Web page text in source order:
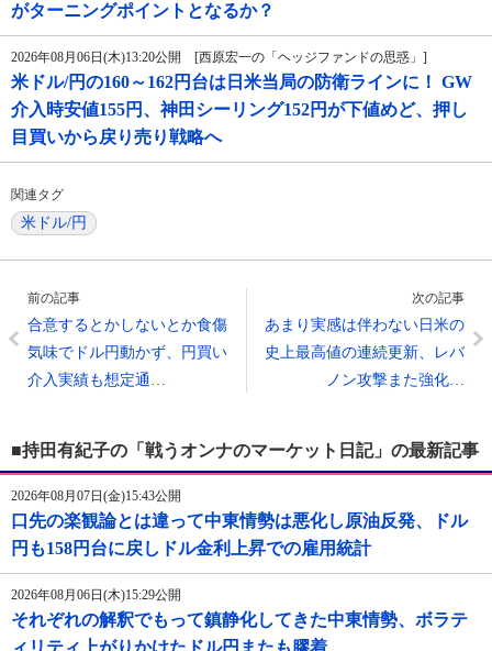
がターニングポイントとなるか？
2026年08月06日(木)13:20公開 [西原宏一の「ヘッジファンドの思惑」]
米ドル/円の160～162円台は日米当局の防衛ラインに！ GW
介入時安値155円、神田シーリング152円が下値めど、押し
目買いから戻り売り戦略へ
関連タグ
米ドル/円
前の記事
合意するとかしないとか食傷
気味でドル円動かず、円買い
介入実績も想定通…
次の記事
あまり実感は伴わない日米の
史上最高値の連続更新、レバ
ノン攻撃また強化…
■持田有紀子の「戦うオンナのマーケット日記」の最新記事
2026年08月07日(金)15:43公開
口先の楽観論とは違って中東情勢は悪化し原油反発、ドル
円も158円台に戻しドル金利上昇での雇用統計
2026年08月06日(木)15:29公開
それぞれの解釈でもって鎮静化してきた中東情勢、ボラテ
ィリティ上がりかけたドル円またも膠着